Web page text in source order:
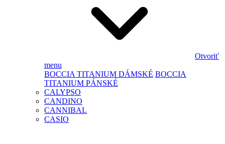
Otvoriť
menu
BOCCIA TITANIUM DÁMSKÉ BOCCIA
TITANIUM PÁNSKÉ
CALYPSO
CANDINO
CANNIBAL
CASIO